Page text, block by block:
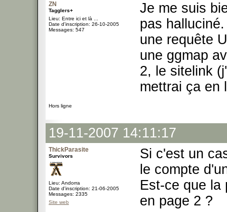
ZN
Tagglers+
Lieu: Entre ici et là ...
Date d'inscription: 26-10-2005
Messages: 547
Je me suis
pas
une requête
une ggmap
2, le sitelink
mettrai ça en
Hors ligne
19-11-2007 14:11:17
ThickParasite
Survivors
Lieu: Andorra
Date d'inscription: 21-06-2005
Messages: 2335
Site web
Si c'est un
le compte
Est-ce que la
en page 2 ?